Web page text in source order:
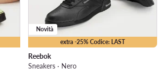
extra -25% Codice: LAST
Novità
Reebok
Sneakers · Nero